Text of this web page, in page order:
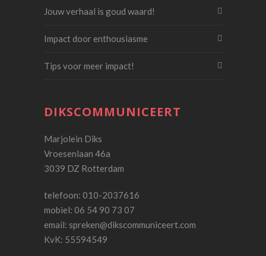
Jouw verhaal is goud waard!
Impact door enthousiasme
Tips voor meer impact!
DIKSCOMMUNICEERT
Marjolein Diks
Vroesenlaan 46a
3039 DZ Rotterdam
telefoon: 010-2037616
mobiel: 06 54 90 73 07
email: spreken@dikscommuniceert.com
KvK: 55594549